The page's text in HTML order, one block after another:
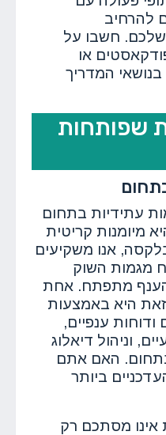
להרחיב
חשבו על
או
בנושאי המדריך
שפותחות
עתידיות בתחום
מיומנות קריטית
אנו משקיעים
מגמות השוק
הענף מתפתח. אחת
היא באמצעות
ענפיים,
וניהול דיאלוג
האם אתם
ביותר
אינו מסתכם רק